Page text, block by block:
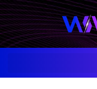
Skip
to
content